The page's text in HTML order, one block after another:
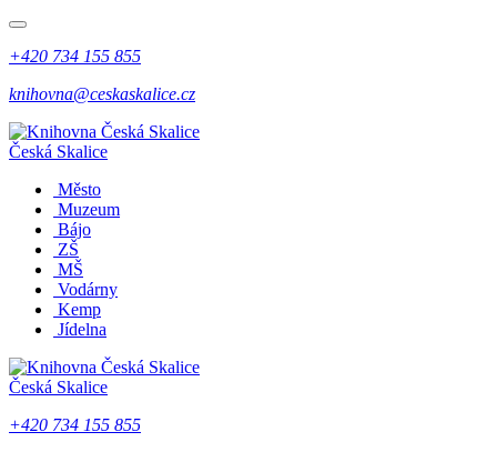
+420 734 155 855
knihovna@ceskaskalice.cz
Česká Skalice
Město
Muzeum
Bájo
ZŠ
MŠ
Vodárny
Kemp
Jídelna
Česká Skalice
+420 734 155 855